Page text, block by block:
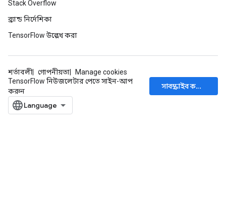
Stack Overflow
ব্র্যান্ড নির্দেশিকা
TensorFlow উল্লেখ করা
শর্তাবলী গোপনীয়তা
Manage cookies
TensorFlow নিউজলেটার পেতে সাইন-আপ
করুন
সাবস্ক্রাইব করুন